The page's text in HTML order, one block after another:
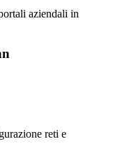
aziendali in
reti e